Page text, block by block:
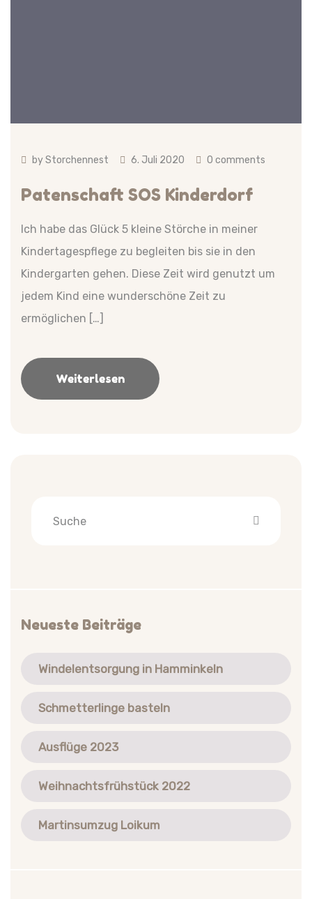
byStorchennest 6. Juli 2020 0 comments
Patenschaft SOS Kinderdorf
Ich habe das Glück 5 kleine Störche in meiner
Kindertagespflege zu begleiten bis sie in den
Kindergarten gehen. Diese Zeit wird genutzt um
jedem Kind eine wunderschöne Zeit zu
ermöglichen […]
Weiterlesen
Neueste Beiträge
Windelentsorgung in Hamminkeln
Schmetterlinge basteln
Ausflüge 2023
Weihnachtsfrühstück 2022
Martinsumzug Loikum